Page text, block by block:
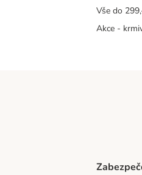
Vše do
Akce -